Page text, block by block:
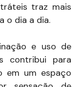
traz mais
o dia a dia.
e uso de
contribui para
em um espaço